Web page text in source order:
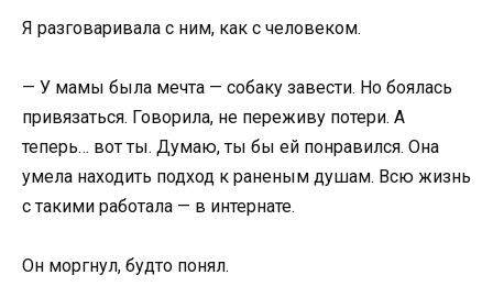
Я разговаривала с ним, как с человеком.
— У мамы была мечта — собаку завести. Но боялась
привязаться. Говорила, не переживу потери. А
теперь… вот ты. Думаю, ты бы ей понравился. Она
умела находить подход к раненым душам. Всю жизнь
с такими работала — в интернате.
Он моргнул, будто понял.